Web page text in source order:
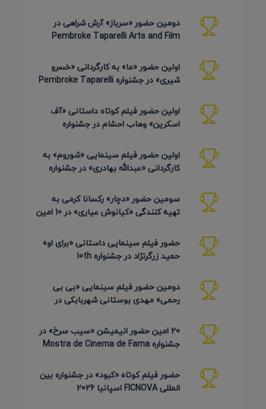
دومین حضور «سرباز» آرش شراهی در
Pembroke Taparelli Arts and Film
اولین حضور «ما» به کارگردانی «خسرو
شیری» در جشنواره Pembroke Taparelli
اولین حضور فیلم کوتاه داستانی «آف
اسکرین» وهاب احشام در جشنواره
اولین حضور فیلم سینمایی «شوروم» به
کارگردانی «عبدالله بهادری» در جشنواره
سومین حضور «دچار» رکسانا کرمی به
تهیه کنندگی «کیانوش عیاری» در 10 امین
حضور فیلم سینمایی داستانی «برای او»
حمید زرگرنژاد در جشنواره 10th
دومین حضور فیلم سینمایی «بی بی
رحمی» مهدی بوستانی شهربابکی در
20 امین حضور انیمیشن «سیب سرخ» در
جشنواره Mostra de Cinema de Fama
حضور فیلم کوتاه «کبود» در جشنواره بین
المللی FICNOVA اسپانیا 2026